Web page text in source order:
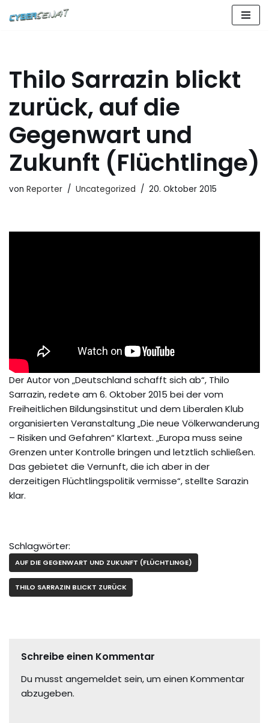
Thilo Sarrazin blickt
zurück, auf die
Gegenwart und
Zukunft (Flüchtlinge)
von Reporter Uncategorized 20. Oktober 2015
Der Autor von „Deutschland schafft sich ab“, Thilo
Sarrazin, redete am 6. Oktober 2015 bei der vom
Freiheitlichen Bildungsinstitut und dem Liberalen Klub
organisierten Veranstaltung „Die neue Völkerwanderung
– Risiken und Gefahren“ Klartext. „Europa muss seine
Grenzen unter Kontrolle bringen und letztlich schließen.
Das gebietet die Vernunft, die ich aber in der
derzeitigen Flüchtlingspolitik vermisse“, stellte Sarazin
klar.
Schlagwörter:
AUF DIE GEGENWART UND ZUKUNFT (FLÜCHTLINGE)
THILO SARRAZIN BLICKT ZURÜCK
Schreibe einen Kommentar
Du musst angemeldet sein, um einen Kommentar
abzugeben.